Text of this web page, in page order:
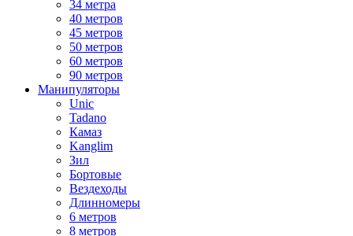
34 метра
40 метров
45 метров
50 метров
60 метров
90 метров
Манипуляторы
Unic
Tadano
Камаз
Kanglim
Зил
Бортовые
Вездеходы
Длинномеры
6 метров
8 метров